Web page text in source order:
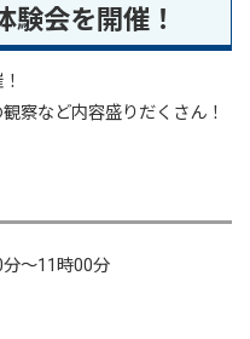
験会を開催！
察など内容盛りだくさん！
～11時00分